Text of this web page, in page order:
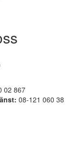
02 867
08-121 060 38